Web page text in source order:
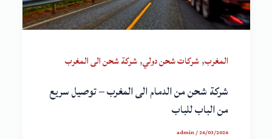
المغرب,شركات شحن دولي,شركة شحن الى المغرب
شركة شحن من الدمام الى المغرب – توصيل سريع
من الباب للباب
admin/26/03/2026